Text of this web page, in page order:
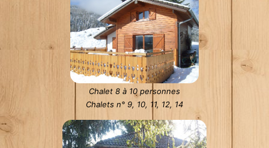
Chalet 8 à 10 personnes
Chalets n° 9, 10, 11, 12, 14